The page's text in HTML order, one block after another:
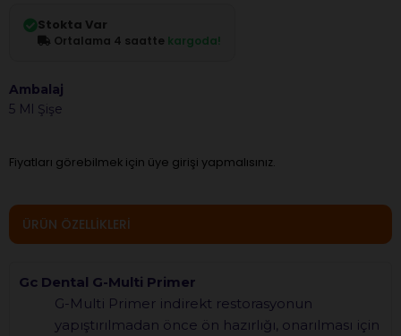
Stokta Var
Ortalama 4 saatte kargoda!
Ambalaj
5 Ml Şişe
Fiyatları görebilmek için üye girişi yapmalısınız.
ÜRÜN ÖZELLIKLERI
Gc Dental G-Multi Primer
G-Multi Primer indirekt restorasyonun
yapıştırılmadan önce ön hazırlığı, onarılması için